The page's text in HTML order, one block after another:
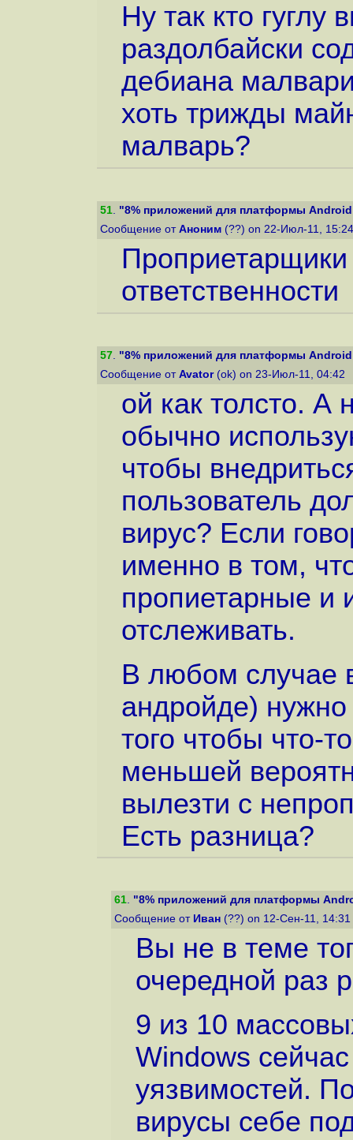
Ну так кто гуглу
раздолбайски
дебиана
хоть трижды
малварь?
51. "8% приложений для платформы Android
Сообщение от Аноним (??) on 22-Июл-11,
Проприетарщики
ответственности
57. "8% приложений для платформы Android
Сообщение от Avator(ok) on 23-Июл-11, 04:42
ой как толсто. А
обычно
чтобы
пользователь
вирус? Если
именно в том,
пропиетарные и
отслеживать.
В любом случае
андройде)
того чтобы что-
меньшей
вылезти с
Есть разница?
61. "8% приложений для платформы
Сообщение от Иван (??) on 12-Сен-11, 14:31
Вы не в теме
очередной раз
9 из 10
Windows
уязвимостей.
вирусы себе